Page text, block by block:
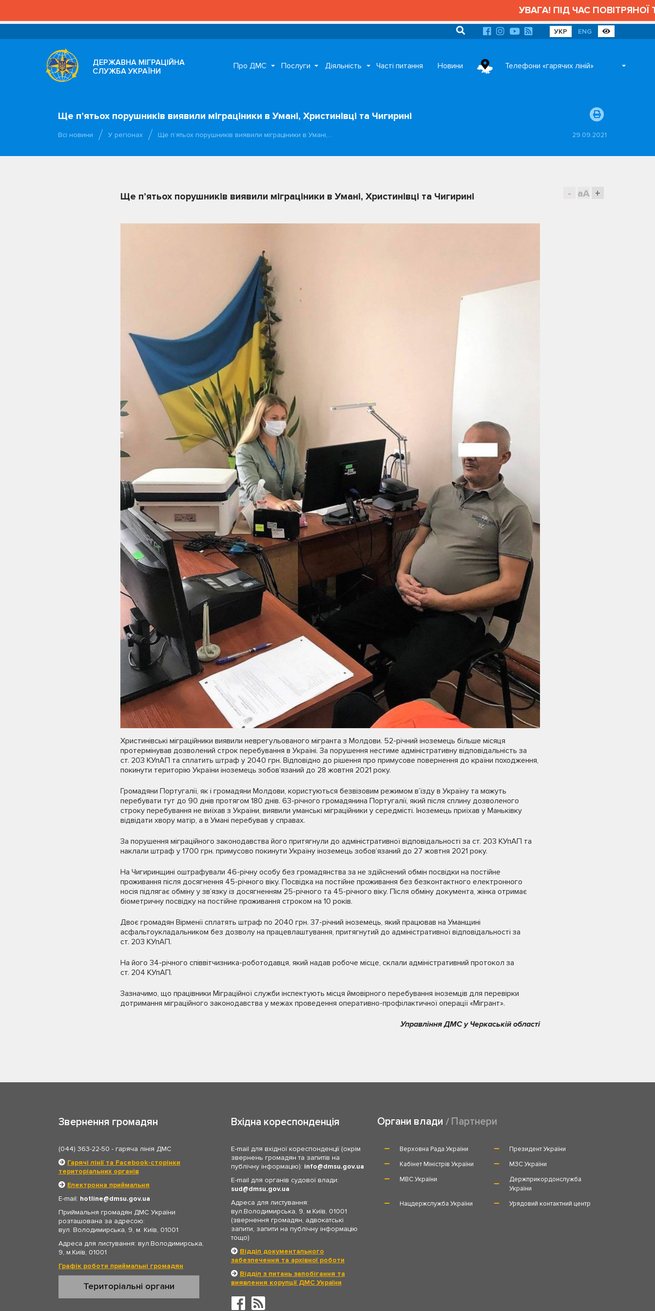
УВАГА! ПІД ЧАС ПОВІТРЯНОЇ
УКР ENG
ДЕРЖАВНА МІГРАЦІЙНА
СЛУЖБА УКРАЇНИ
Про ДМС Послуги Діяльність Часті питання Новини Телефони «гарячих ліній»
Ще п’ятьох порушників виявили міграціники в Умані, Христинівці та Чигирині
Всі новини У регіонах Ще п’ятьох порушників виявили міграціники в Умані,… 29.09.2021
- aA +
Ще п’ятьох порушників виявили міграціники в Умані, Христинівці та Чигирині
Христинівські міграційники виявили неврегульованого мігранта з Молдови. 52-річний іноземець більше місяця
протермінував дозволений строк перебування в Україні. За порушення нестиме адміністративну відповідальність за
ст. 203 КУпАП та сплатить штраф у 2040 грн. Відповідно до рішення про примусове повернення до країни походження,
покинути територію України іноземець зобов’язаний до 28 жовтня 2021 року.
Громадяни Португалії, як і громадяни Молдови, користуються безвізовим режимом в’їзду в Україну та можуть
перебувати тут до 90 днів протягом 180 днів. 63-річного громадянина Португалії, який після сплину дозволеного
строку перебування не виїхав з України, виявили уманські міграційники у середмісті. Іноземець приїхав у Маньківку
відвідати хвору матір, а в Умані перебував у справах.
За порушення міграційного законодавства його притягнули до адміністративної відповідальності за ст. 203 КУпАП та
наклали штраф у 1700 грн. примусово покинути Україну іноземець зобов’язаний до 27 жовтня 2021 року.
На Чигиринщині оштрафували 46-річну особу без громадянства за не здійснений обмін посвідки на постійне
проживання після досягнення 45-річного віку. Посвідка на постійне проживання без безконтактного електронного
носія підлягає обміну у зв’язку із досягненням 25-річного та 45-річного віку. Після обміну документа, жінка отримає
біометричну посвідку на постійне проживання строком на 10 років.
Двоє громадян Вірменії сплатять штраф по 2040 грн. 37-річний іноземець, який працював на Уманщині
асфальтоукладальником без дозволу на працевлаштування, притягнутий до адміністративної відповідальності за
ст. 203 КУпАП.
На його 34-річного співвітчизника-роботодавця, який надав робоче місце, склали адміністративний протокол за
ст. 204 КУпАП.
Зазначимо, що працівники Міграційної служби інспектують місця ймовірного перебування іноземців для перевірки
дотримання міграційного законодавства у межах проведення оперативно-профілактичної операції «Мігрант».
Управління ДМС у Черкаській області
Звернення громадян
(044) 363-22-50 - гаряча лінія ДМС
Гарячі лінії та Facebook-сторінки
територіальних органів
Електронна приймальня
E-mail: hotline
dmsu.gov.ua
Приймальня громадян ДМС України
розташована за адресою:
вул. Володимирська, 9, м. Київ, 01001
Адреса для листування: вул.Володимирська,
9, м.Київ, 01001
Графік роботи приймальні громадян
Територіальні органи
Вхідна кореспонденція
E-mail для вхідної кореспонденції (окрім
звернень громадян та запитів на
публічну інформацію): info
dmsu.gov.ua
E-mail для органів судової влади:
sud
dmsu.gov.ua
Адреса для листування:
вул.Володимирська, 9, м.Київ, 01001
(звернення громадян, адвокатські
запити, запити на публічну інформацію
тощо)
Відділ документального
забезпечення та архівної роботи
Відділ з питань запобігання та
виявлення корупції ДМС України
Органи влади Партнери
Верховна Рада України
Президент України
Кабінет Міністрів України
МЗС України
МВС України
Держприкордонслужба
України
Нацдержслужба України
Урядовий контактний центр